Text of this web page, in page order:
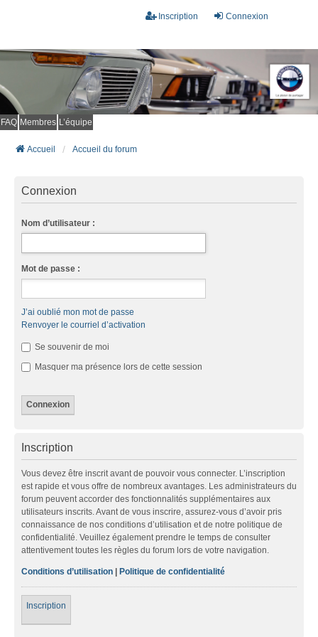
Connexion
Inscription
FAQ Membres L’équipe
Accueil Accueil du forum
Connexion
Nom d’utilisateur :
Mot de passe :
J’ai oublié mon mot de passe
Renvoyer le courriel d’activation
Se souvenir de moi
Masquer ma présence lors de cette session
Inscription
Vous devez être inscrit avant de pouvoir vous connecter. L’inscription
est rapide et vous offre de nombreux avantages. Les administrateurs du
forum peuvent accorder des fonctionnalités supplémentaires aux
utilisateurs inscrits. Avant de vous inscrire, assurez-vous d’avoir pris
connaissance de nos conditions d’utilisation et de notre politique de
confidentialité. Veuillez également prendre le temps de consulter
attentivement toutes les règles du forum lors de votre navigation.
Conditions d’utilisation | Politique de confidentialité
Inscription